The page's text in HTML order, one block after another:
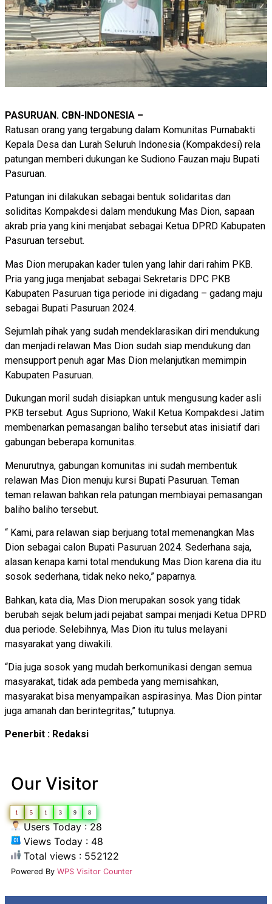
PASURUAN. CBN-INDONESIA –
Ratusan orang yang tergabung dalam Komunitas Purnabakti
Kepala Desa dan Lurah Seluruh Indonesia (Kompakdesi) rela
patungan memberi dukungan ke Sudiono Fauzan maju Bupati
Pasuruan.
Patungan ini dilakukan sebagai bentuk solidaritas dan
soliditas Kompakdesi dalam mendukung Mas Dion, sapaan
akrab pria yang kini menjabat sebagai Ketua DPRD Kabupaten
Pasuruan tersebut.
Mas Dion merupakan kader tulen yang lahir dari rahim PKB.
Pria yang juga menjabat sebagai Sekretaris DPC PKB
Kabupaten Pasuruan tiga periode ini digadang – gadang maju
sebagai Bupati Pasuruan 2024.
Sejumlah pihak yang sudah mendeklarasikan diri mendukung
dan menjadi relawan Mas Dion sudah siap mendukung dan
mensupport penuh agar Mas Dion melanjutkan memimpin
Kabupaten Pasuruan.
Dukungan moril sudah disiapkan untuk mengusung kader asli
PKB tersebut. Agus Supriono, Wakil Ketua Kompakdesi Jatim
membenarkan pemasangan baliho tersebut atas inisiatif dari
gabungan beberapa komunitas.
Menurutnya, gabungan komunitas ini sudah membentuk
relawan Mas Dion menuju kursi Bupati Pasuruan. Teman
teman relawan bahkan rela patungan membiayai pemasangan
baliho baliho tersebut.
“ Kami, para relawan siap berjuang total memenangkan Mas
Dion sebagai calon Bupati Pasuruan 2024. Sederhana saja,
alasan kenapa kami total mendukung Mas Dion karena dia itu
sosok sederhana, tidak neko neko,” paparnya.
Bahkan, kata dia, Mas Dion merupakan sosok yang tidak
berubah sejak belum jadi pejabat sampai menjadi Ketua DPRD
dua periode. Selebihnya, Mas Dion itu tulus melayani
masyarakat yang diwakili.
“Dia juga sosok yang mudah berkomunikasi dengan semua
masyarakat, tidak ada pembeda yang memisahkan,
masyarakat bisa menyampaikan aspirasinya. Mas Dion pintar
juga amanah dan berintegritas,” tutupnya.
Penerbit : Redaksi
Our Visitor
1 5 1 3 9 8
Users Today : 28
Views Today : 48
Total views : 552122
Powered By WPS Visitor Counter